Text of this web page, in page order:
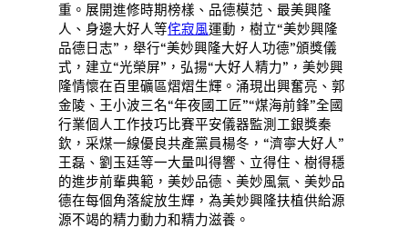
重。展開進修時期榜樣、品德模范、最美興隆
人、身邊大好人等侘寂風運動，樹立“美妙興隆
品德日志”，舉行“美妙興隆大好人功德”頒獎儀
式，建立“光榮屏”，弘揚“大好人精力”，美妙興
隆情懷在百里礦區熠熠生輝。涌現出興奮亮、郭
金陵、王小波三名“年夜國工匠”“煤海前鋒”全國
行業個人工作技巧比賽平安儀器監測工銀獎秦
欽，采煤一線優良共產黨員楊冬，“濟寧大好人”
王磊、劉玉廷等一大量叫得響、立得住、樹得穩
的進步前輩典範，美妙品德、美妙風氣、美妙品
德在每個角落綻放生輝，為美妙興隆扶植供給源
源不竭的精力動力和精力滋養。